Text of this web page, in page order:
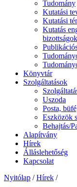
Tudomány
Kutatási
Kutatási
Kutatás
bizottságok
Könyvtár
Szolgáltatások
Uszoda
Posta,
Eszközök
Behajtás/
Alapítvány
Hírek
Álláslehetőség
Kapcsolat
Nyitólap / Hírek /